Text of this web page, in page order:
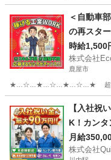
＜自動車
の再スタ
時給1,500
株式会社
鹿屋市
★…☆…★…☆…★…☆…★ 超カンタ
工場
【入社祝
K！カン
🏠
月給
株式会社